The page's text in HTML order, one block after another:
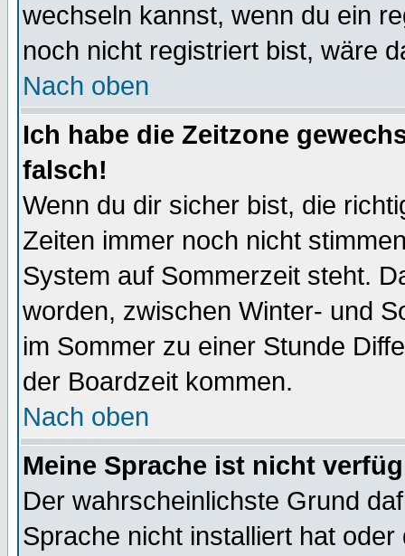
wechseln kannst, wenn du ein
noch nicht registriert bist, wäre
Nach oben
Ich habe die Zeitzone
falsch!
Wenn du dir sicher bist, die
Zeiten immer noch nicht
System auf Sommerzeit steht.
worden, zwischen Winter- und
im Sommer zu einer Stunde
der Boardzeit kommen.
Nach oben
Meine Sprache ist nicht
Der wahrscheinlichste Grund
Sprache nicht installiert hat